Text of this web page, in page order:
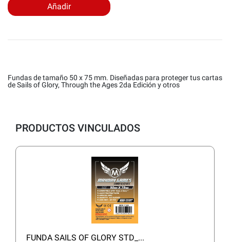
Añadir
Fundas de tamaño 50 x 75 mm. Diseñadas para proteger tus cartas
de Sails of Glory, Through the Ages 2da Edición y otros
PRODUCTOS VINCULADOS
FUNDA SAILS OF GLORY STD_...